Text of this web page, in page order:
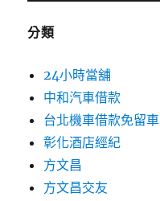
分類
24小時當舖
中和汽車借款
台北機車借款免留車
彰化酒店經紀
方文昌
方文昌交友